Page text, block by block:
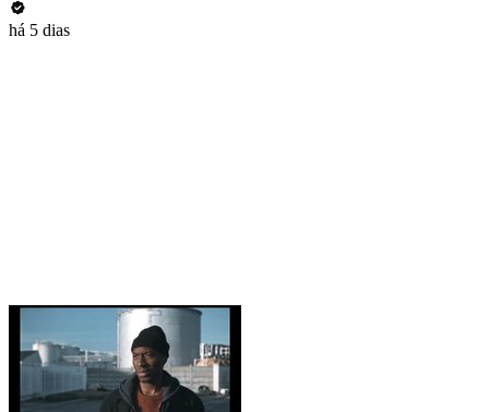
há 5 dias